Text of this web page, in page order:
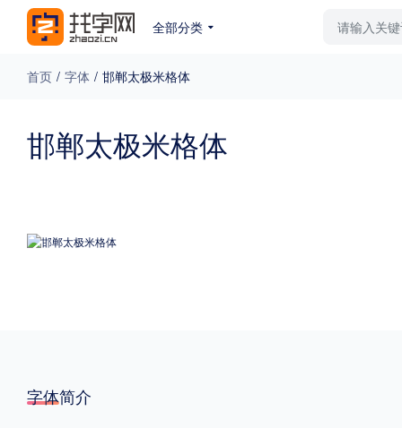
全部分类
免费下载 收费下载 更多
首页 / 字体 / 邯郸太极米格体
邯郸太极米格体
字体简介